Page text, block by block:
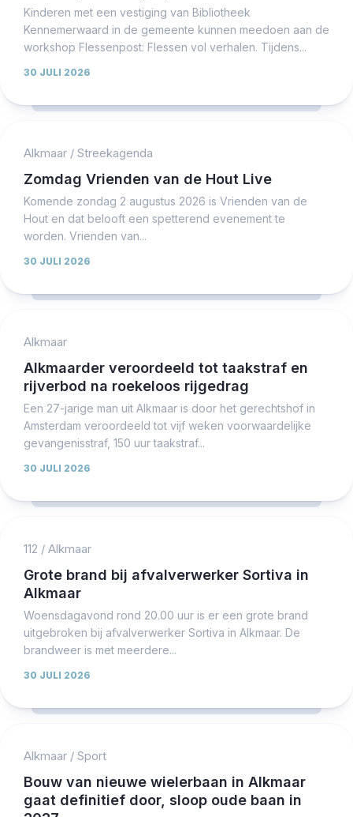
Kinderen met een vestiging van Bibliotheek
Kennemerwaard in de gemeente kunnen meedoen aan de
workshop Flessenpost: Flessen vol verhalen. Tijdens...
30 JULI 2026
Alkmaar / Streekagenda
Zomdag Vrienden van de Hout Live
Komende zondag 2 augustus 2026 is Vrienden van de
Hout en dat belooft een spetterend evenement te
worden. Vrienden van...
30 JULI 2026
Alkmaar
Alkmaarder veroordeeld tot taakstraf en
rijverbod na roekeloos rijgedrag
Een 27-jarige man uit Alkmaar is door het gerechtshof in
Amsterdam veroordeeld tot vijf weken voorwaardelijke
gevangenisstraf, 150 uur taakstraf...
30 JULI 2026
112 / Alkmaar
Grote brand bij afvalverwerker Sortiva in
Alkmaar
Woensdagavond rond 20.00 uur is er een grote brand
uitgebroken bij afvalverwerker Sortiva in Alkmaar. De
brandweer is met meerdere...
30 JULI 2026
Alkmaar / Sport
Bouw van nieuwe wielerbaan in Alkmaar
gaat definitief door, sloop oude baan in